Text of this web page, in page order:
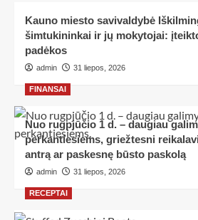
Kauno miesto savivaldybė
šimtukininkai ir jų mokytojai:
padėkos
admin 31 liepos, 2026
FINANSAI
Nuo rugpjūčio 1 d. – daugiau
perkantiesiems, griežtesni
antrą ar paskesnę būsto paskolą
admin 31 liepos, 2026
RECEPTAI